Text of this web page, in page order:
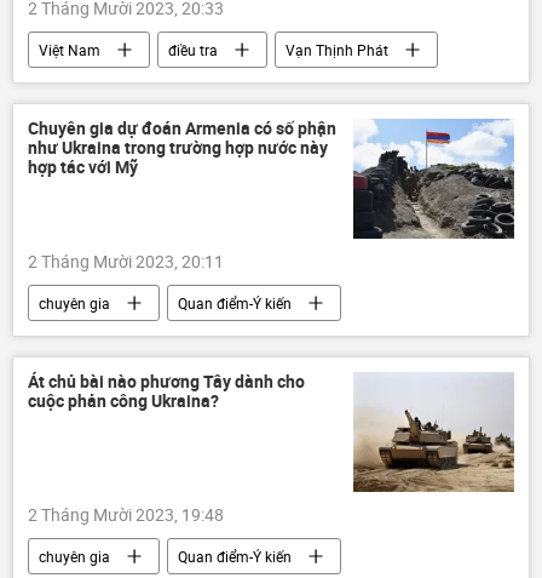
2 Tháng Mười 2023, 20:33
Việt Nam điều tra
Vạn Thịnh Phát
ngân hàng
Pháp luật
Chuyên gia dự đoán Armenia có số phận
như Ukraina trong trường hợp nước này
hợp tác với Mỹ
2 Tháng Mười 2023, 20:11
chuyên gia
Quan điểm-Ý kiến
Chính trị
Cuộc khủng hoảng ở Ukraina
Armenia
Nagorno-Karabakh
Thế giới
Hoa Kỳ
Át chủ bài nào phương Tây dành cho
cuộc phản công Ukraina?
2 Tháng Mười 2023, 19:48
chuyên gia Quan điểm-Ý kiến